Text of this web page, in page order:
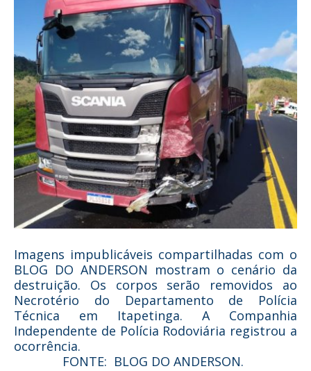
Imagens impublicáveis compartilhadas com o
BLOG DO ANDERSON mostram o cenário da
destruição. Os corpos serão removidos ao
Necrotério do Departamento de Polícia
Técnica em Itapetinga. A Companhia
Independente de Polícia Rodoviária registrou a
ocorrência.
FONTE: BLOG DO ANDERSON.